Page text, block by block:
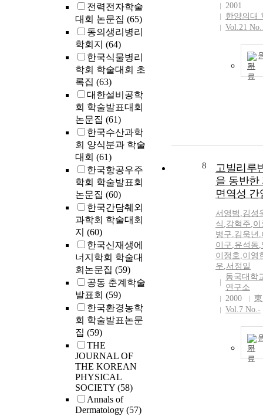
전력전자학술
대회 논문집 (65)
동의생리병리
학회지 (64)
한국식물병리
학회 학술대회 초
록집 (63)
대한설비공학
회 학술발표대회
논문집 (61)
한국수산과학
회 양식분과 학술
대회 (61)
한국항공우주
학회 학술발표회
논문집 (60)
한국간담췌외
과학회 학술대회
지 (60)
한국신재생에
너지학회 학술대
회논문집 (59)
공동 춘계학술
발표회 (59)
한국환경농학
회 학술발표논문
집 (59)
THE
JOURNAL OF
THE KOREAN
PHYSICAL
SOCIETY (58)
Annals of
Dermatology (57)
2001
한양의대
Vol.21
기
8
고빌리루
을 동반한
면역성 간
서영범 ,김성
식 ,강혁주,
병구,김욱년 ,
이구,유석동,
이정호,이영
우,서정일
동국대학
연구소
2000
Vol.7 No.-
기